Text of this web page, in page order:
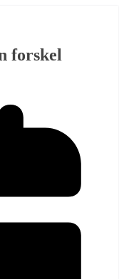
forskel